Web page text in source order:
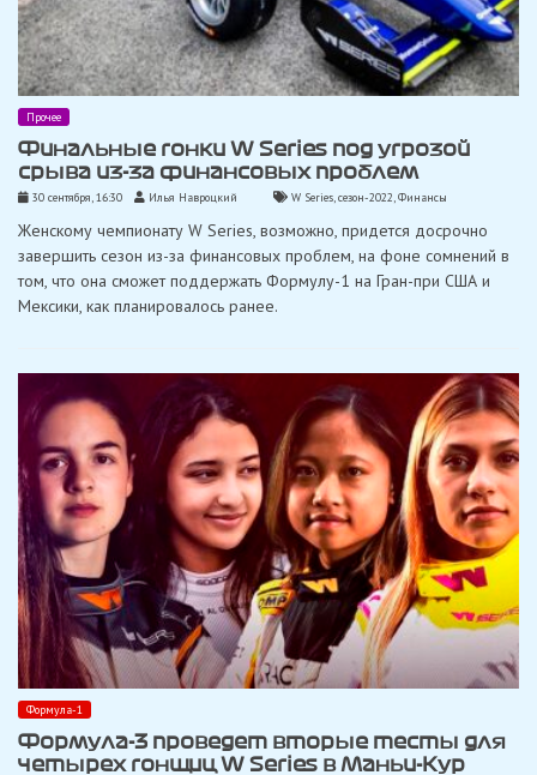
Прочее
Финальные гонки W Series под угрозой
срыва из-за финансовых проблем
30 сентября, 16:30 Илья Навроцкий W Series,сезон-2022,Финансы
Женскому чемпионату W Series, возможно, придется досрочно
завершить сезон из-за финансовых проблем, на фоне сомнений в
том, что она сможет поддержать Формулу-1 на Гран-при США и
Мексики, как планировалось ранее.
Формула-1
Формула-3 проведет вторые тесты для
четырех гонщиц W Series в Маньи-Кур